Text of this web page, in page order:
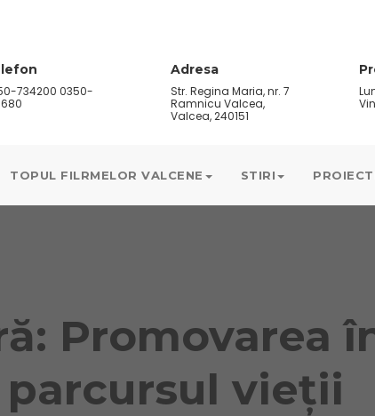
734200 0350-
Adresa
Str. Regina Maria, nr. 7
Ramnicu Valcea,
Valcea, 240151
TOPUL FILRMELOR VALCENE STIRI
Promovarea
parcursul vieții